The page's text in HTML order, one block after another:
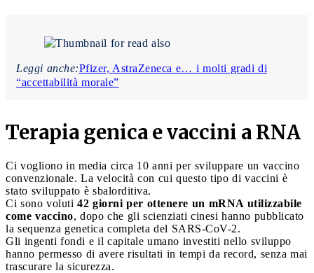
Leggi anche:Pfizer, AstraZeneca e… i molti gradi di
“accettabilità morale”
Terapia genica e vaccini a RNA
Ci vogliono in media circa 10 anni per sviluppare un vaccino
convenzionale. La velocità con cui questo tipo di vaccini è
stato sviluppato è sbalorditiva.
Ci sono voluti 42 giorni per ottenere un mRNA utilizzabile
come vaccino, dopo che gli scienziati cinesi hanno pubblicato
la sequenza genetica completa del SARS-CoV-2.
Gli ingenti fondi e il capitale umano investiti nello sviluppo
hanno permesso di avere risultati in tempi da record, senza mai
trascurare la sicurezza.